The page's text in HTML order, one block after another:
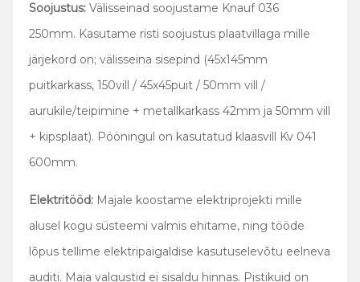
Soojustus: Välisseinad soojustame Knauf 036
250mm. Kasutame risti soojustus plaatvillaga mille
järjekord on; välisseina sisepind (45x145mm
puitkarkass, 150vill / 45x45puit / 50mm vill /
aurukile/teipimine + metallkarkass 42mm ja 50mm vill
+ kipsplaat). Pööningul on kasutatud klaasvill Kv 041
600mm.
Elektritööd: Majale koostame elektriprojekti mille
alusel kogu süsteemi valmis ehitame, ning tööde
lõpus tellime elektripaigaldise kasutuselevõtu eelneva
auditi. Maja valgustid ei sisaldu hinnas. Pistikuid on